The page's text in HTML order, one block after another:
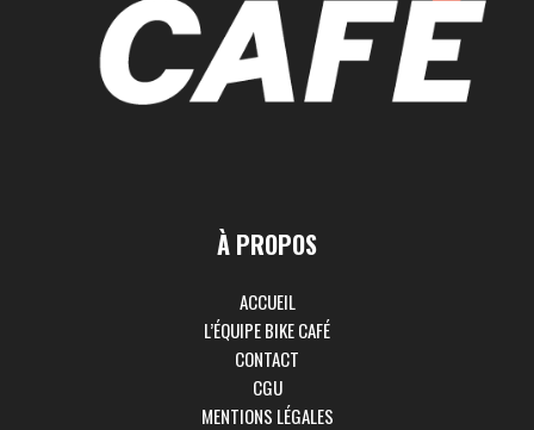
À PROPOS
ACCUEIL
L’ÉQUIPE BIKE CAFÉ
CONTACT
CGU
MENTIONS LÉGALES